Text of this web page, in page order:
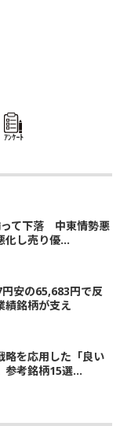
ｱﾝｹｰﾄ
って下落 中東情勢悪
化し売り優...
円安の65,683円で反
銘柄が支え
略を応用した「良い
参考銘柄15選...